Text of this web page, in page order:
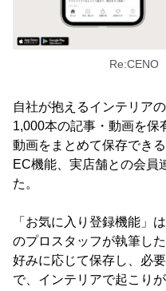
Re:CENO
自社が抱えるインテリア
1,000本の記事・動画を保
動画をまとめて保存でき
EC機能、実店舗との会員
た。
「お気に入り登録機能」
のプロスタッフが執筆し
好みに応じて保存し、必
で、インテリアで起こり